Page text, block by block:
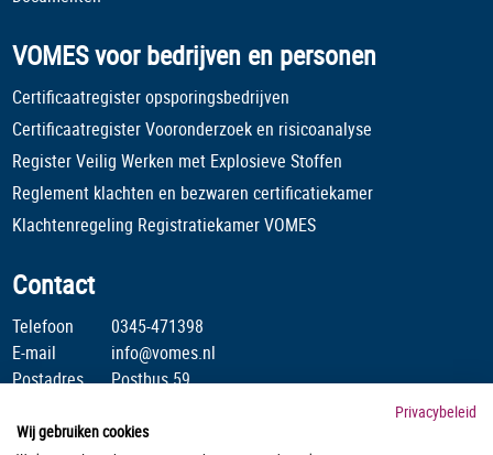
VOMES voor bedrijven en personen
Certificaatregister opsporingsbedrijven
Certificaatregister Vooronderzoek en risicoanalyse
Register Veilig Werken met Explosieve Stoffen
Reglement klachten en bezwaren certificatiekamer
Klachtenregeling Registratiekamer VOMES
Contact
Telefoon
0345-471398
E-mail
info@vomes.nl
Postadres
Postbus 59
Privacybeleid
Wij gebruiken cookies